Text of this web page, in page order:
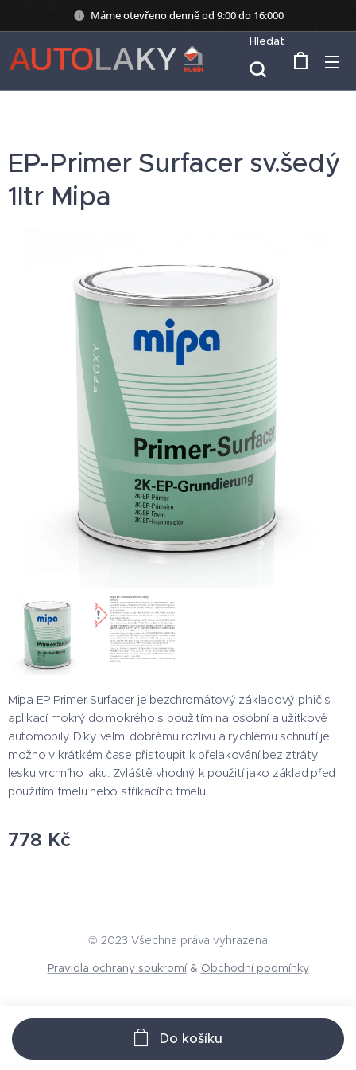
Máme otevřeno denně od 9:00 do 16:000
Hledat
EP-Primer Surfacer sv.šedý
1ltr Mipa
Mipa EP Primer Surfacer je bezchromátový základový plnič s
aplikací mokrý do mokrého s použitím na osobní a užitkové
automobily. Díky velmi dobrému rozlivu a rychlému schnutí je
možno v krátkém čase přistoupit k přelakování bez ztráty
lesku vrchního laku. Zvláště vhodný k použití jako základ před
použitím tmelu nebo stříkacího tmelu.
778 Kč
Do košíku
© 2023 Všechna práva vyhrazena
Pravidla ochrany soukromí& Obchodní podmínky